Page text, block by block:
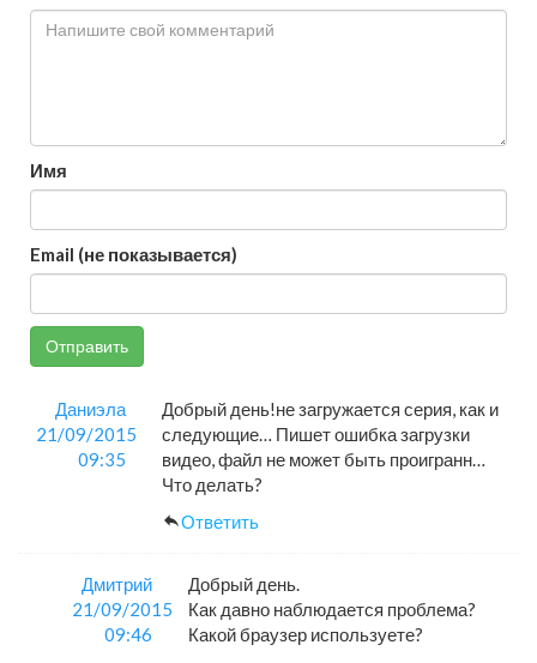
Имя
Email (не показывается)
Отправить
Даниэла
21/09/2015
09:35
Добрый день!не загружается серия, как и
следующие… Пишет ошибка загрузки
видео, файл не может быть проигранн…
Что делать?
Ответить
Дмитрий
21/09/2015
09:46
Добрый день.
Как давно наблюдается проблема?
Какой браузер используете?